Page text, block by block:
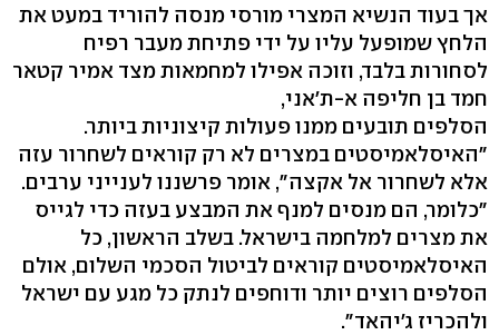
אך בעוד הנשיא המצרי מורסי מנסה להוריד במעט את
הלחץ שמופעל עליו על ידי פתיחת מעבר רפיח
לסחורות בלבד, וזוכה אפילו למחמאות מצד אמיר קטאר
חמד בן חליפה א-ת'אני,
הסלפים תובעים ממנו פעולות קיצוניות ביותר.
"האיסלאמיסטים במצרים לא רק קוראים לשחרור עזה
אלא לשחרור אל אקצה", אומר פרשננו לענייני ערבים.
"כלומר, הם מנסים למנף את המבצע בעזה כדי לגייס
את מצרים למלחמה בישראל. בשלב הראשון, כל
האיסלאמיסטים קוראים לביטול הסכמי השלום, אולם
הסלפים רוצים יותר ודוחפים לנתק כל מגע עם ישראל
ולהכריז ג'יהאד".